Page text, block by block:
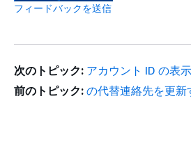
フィードバックを送信
次のトピック: アカウント ID の表示
前のトピック: の代替連絡先を更新